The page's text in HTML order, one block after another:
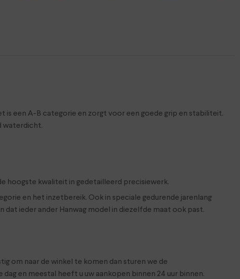
is een A-B categorie en zorgt voor een goede grip en stabiliteit.
waterdicht.
hoogste kwaliteit in gedetailleerd precisiewerk.
en het inzetbereik. Ook in speciale gedurende jarenlang
dat ieder ander Hanwag model in diezelfde maat ook past.
om naar de winkel te komen dan sturen we de
en meestal heeft u uw aankopen binnen 24 uur binnen.